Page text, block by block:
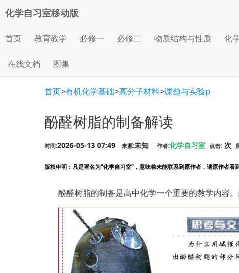
化学自习室移动版
首页 教育教学 必修一 必修二 物质结构与性质 化
在线文档 图集
首页>有机化学基础>高分子材料>课题与实验p
酚醛树脂的制备解读
时间:2026-05-13 07:49 来源:未知 作者:化学自习室 点击: 次
版权申明 ：凡是署名为“化学自习室”，意味着未能联系到原作者，请原作者
酚醛树脂的制备是高中化学一个重要的教学内容